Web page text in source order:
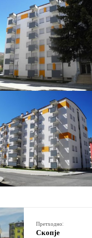
Претходно:
Скопје